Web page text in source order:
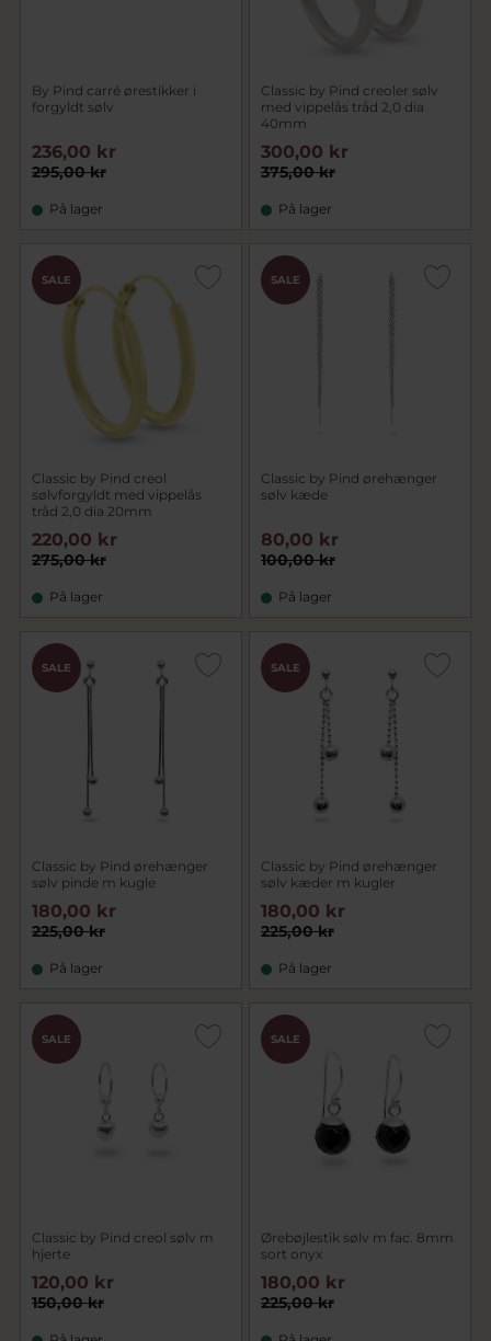
By Pind carré ørestikker i
forgyldt sølv
295,00 kr
236,00 kr
På lager
Classic by Pind creoler sølv
med vippelås tråd 2,0 dia
40mm
375,00 kr
300,00 kr
På lager
SALE
Classic by Pind creol
sølvforgyldt med vippelås
tråd 2,0 dia 20mm
275,00 kr
220,00 kr
På lager
SALE
Classic by Pind ørehænger
sølv kæde
100,00 kr
80,00 kr
På lager
SALE
Classic by Pind ørehænger
sølv pinde m kugle
225,00 kr
180,00 kr
På lager
SALE
Classic by Pind ørehænger
sølv kæder m kugler
225,00 kr
180,00 kr
På lager
SALE
Classic by Pind creol sølv m
hjerte
150,00 kr
120,00 kr
SALE
Ørebøjlestik sølv m fac. 8mm
sort onyx
225,00 kr
180,00 kr